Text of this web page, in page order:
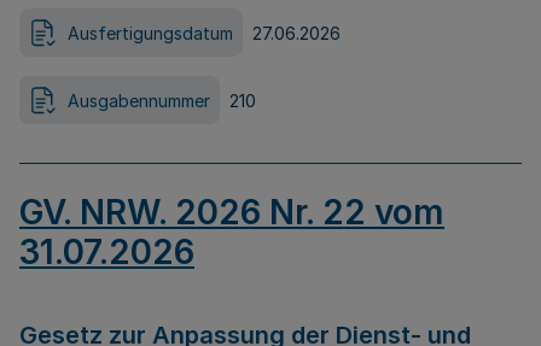
Ausfertigungsdatum 27.06.2026
Ausgabennummer 210
GV. NRW. 2026 Nr. 22 vom
31.07.2026
Gesetz zur Anpassung der Dienst- und